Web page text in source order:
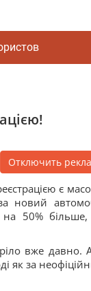
Отключить
є
новий
на 50%
вже давно.
як за